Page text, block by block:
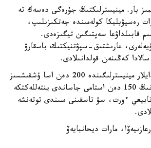
بار. مينيسترلىكتىڭ جۇرەگى دەسەك تە
رەسپۋبليكا كولەمىندە جەتكىزىلىپ،
قابىلداۋعا سەپتىگىن تيگىزەدى.
عارىشتىق-سپۋتنيكتىك باسقارۋ
كەڭىنەن قولدانىلادى.
قازىر توتەنشە جاعدايلار مينيسترلىگىندە 200 دەن اسا ۇشقىشسىز
ۇشۋ اپپاراتى بار. ونىڭ 150 دەن استامى جاساندى ينتەللەكتكە
ءورت، سۋ تاسقىنى سىندى توتەنشە
مارات ديحانبايەۆ